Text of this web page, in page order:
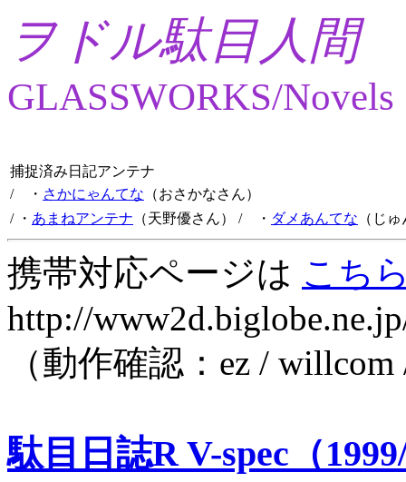
ヲドル駄目人間
GLASSWORKS/Novels
捕捉済み日記アンテナ
/ ・ さかにゃんてな （おさかなさん）
/ ・ あまねアンテナ （天野優さん） / ・ ダメあんてな （じ
携帯対応ページは こち
http://
（動作確認：ez /
駄目日誌R V-spec（